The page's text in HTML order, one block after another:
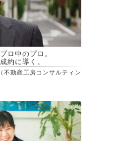
ロ中のプロ。
約に導く。
不動産工房コンサルティン